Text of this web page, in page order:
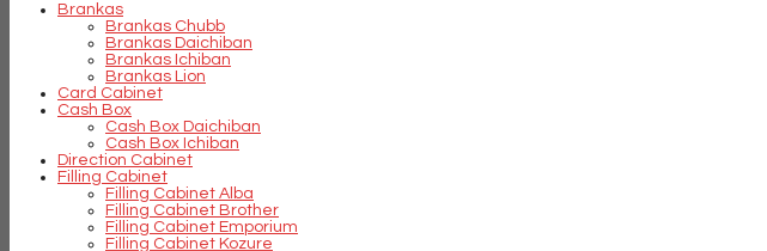
Brankas
Brankas Chubb
Brankas Daichiban
Brankas Ichiban
Brankas Lion
Card Cabinet
Cash Box
Cash Box Daichiban
Cash Box Ichiban
Direction Cabinet
Filling Cabinet
Filling Cabinet Alba
Filling Cabinet Brother
Filling Cabinet Emporium
Filling Cabinet Kozure